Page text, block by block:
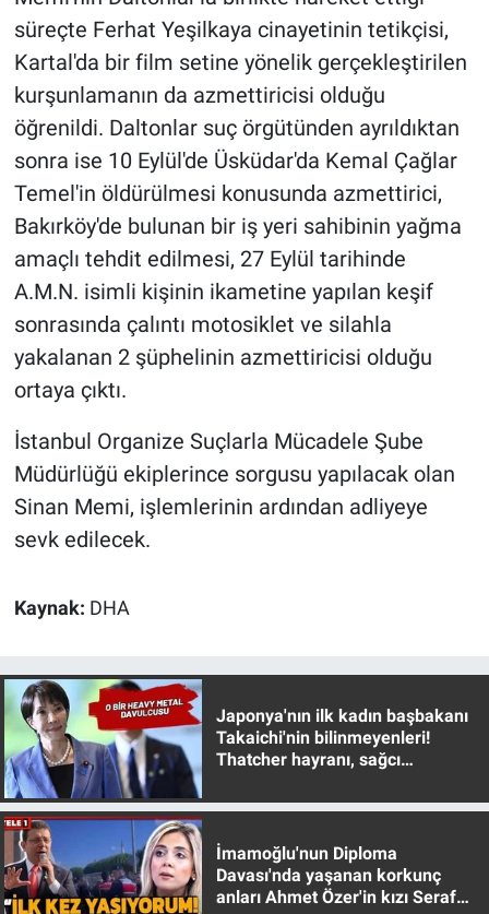
süreçte Ferhat Yeşilkaya cinayetinin tetikçisi,
Kartal'da bir film setine yönelik gerçekleştirilen
kurşunlamanın da azmettiricisi olduğu
öğrenildi. Daltonlar suç örgütünden ayrıldıktan
sonra ise 10 Eylül'de Üsküdar'da Kemal Çağlar
Temel'in öldürülmesi konusunda azmettirici,
Bakırköy'de bulunan bir iş yeri sahibinin yağma
amaçlı tehdit edilmesi, 27 Eylül tarihinde
A.M.N. isimli kişinin ikametine yapılan keşif
sonrasında çalıntı motosiklet ve silahla
yakalanan 2 şüphelinin azmettiricisi olduğu
ortaya çıktı.
İstanbul Organize Suçlarla Mücadele Şube
Müdürlüğü ekiplerince sorgusu yapılacak olan
Sinan Memi, işlemlerinin ardından adliyeye
sevk edilecek.
Kaynak: DHA
Japonya'nın ilk kadın başbakanı
Takaichi'nin bilinmeyenleri!
Thatcher hayranı, sağcı
İmamoğlu'nun Diploma
Davası'nda yaşanan korkunç
anları Ahmet Özer'in kızı Seraf
Programlar
Sağlık
Spor
Teknoloji
Türkiye'nin Geleceği
Türkiye'nin Gündemi
Yerel Gündem
Yerel Yaşam
Canlı Yayın